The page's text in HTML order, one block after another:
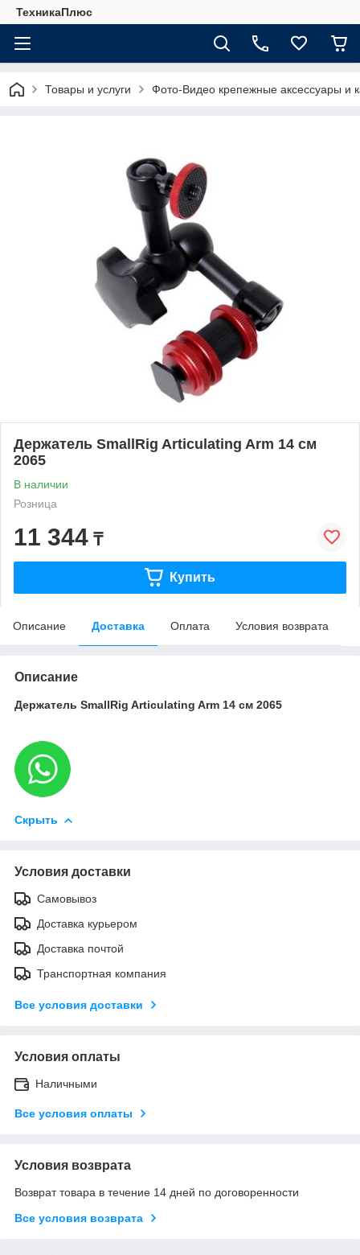
ТехникаПлюс
Товары и услуги Фото-Видео крепежные аксессуары и
Держатель SmallRig Articulating Arm 14 см
2065
В наличии
Розница
11 344 ₸
Купить
Описание Доставка Оплата Условия возврата
Описание
Держатель SmallRig Articulating Arm 14 см 2065
Скрыть
Условия доставки
Самовывоз
Доставка курьером
Доставка почтой
Транспортная компания
Все условия доставки
Условия оплаты
Наличными
Все условия оплаты
Условия возврата
Возврат товара в течение 14 дней по договоренности
Все условия возврата